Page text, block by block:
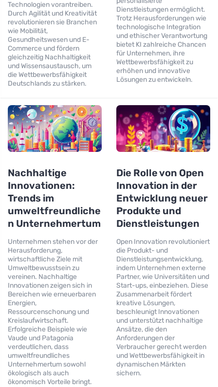
Technologien vorantreiben.
Durch Agilität und Kreativität
revolutionieren sie Branchen
wie Mobilität,
Gesundheitswesen und E-
Commerce und fördern
gleichzeitig Nachhaltigkeit
und Wissensaustausch, um
die Wettbewerbsfähigkeit
Deutschlands zu stärken.
Dienstleistungen ermöglicht.
Trotz Herausforderungen wie
technologische Integration
und ethischer Verantwortung
bietet KI zahlreiche Chancen
für Unternehmen, ihre
Wettbewerbsfähigkeit zu
erhöhen und innovative
Lösungen zu entwickeln.
Nachhaltige
Innovationen:
Trends im
umweltfreundliche
n Unternehmertum
Unternehmen stehen vor der
Herausforderung,
wirtschaftliche Ziele mit
Umweltbewusstsein zu
vereinen. Nachhaltige
Innovationen zeigen sich in
Bereichen wie erneuerbaren
Energien,
Ressourcenschonung und
Kreislaufwirtschaft.
Erfolgreiche Beispiele wie
Vaude und Patagonia
verdeutlichen, dass
umweltfreundliches
Unternehmertum sowohl
ökologisch als auch
ökonomisch Vorteile bringt.
Die Rolle von Open
Innovation in der
Entwicklung neuer
Produkte und
Dienstleistungen
Open Innovation revolutioniert
die Produkt- und
Dienstleistungsentwicklung,
indem Unternehmen externe
Partner, wie Universitäten und
Start-ups, einbeziehen. Diese
Zusammenarbeit fördert
kreative Lösungen,
beschleunigt Innovationen
und unterstützt nachhaltige
Ansätze, die den
Anforderungen der
Verbraucher gerecht werden
und Wettbewerbsfähigkeit in
dynamischen Märkten
sichern.